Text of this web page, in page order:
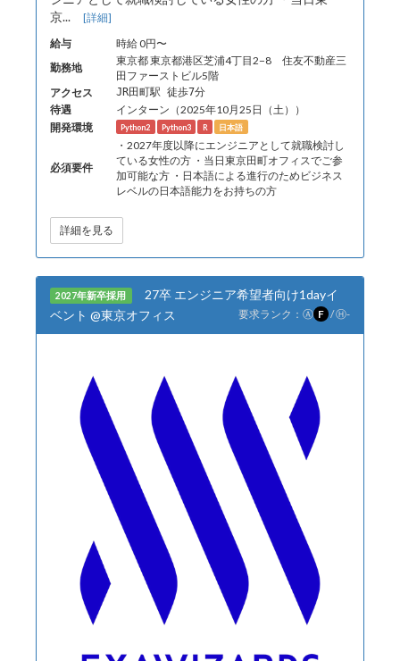
京... [詳細]
給与
時給 0円〜
勤務地
東京都 東京都港区芝浦4丁目2−8 住友不動産三
田ファーストビル5階
アクセス
JR田町駅 徒歩7分
待遇
インターン（2025年10月25日（土））
開発環境
Python2 Python3 R 日本語
必須要件
・2027年度以降にエンジニアとして就職検討し
ている女性の方 ・当日東京田町オフィスでご参
加可能な方 ・日本語による進行のためビジネス
レベルの日本語能力をお持ちの方
詳細を見る
2027年新卒採用
27卒 エンジニア希望者向け1dayイ
ベント @東京オフィス
要求ランク： Ⓐ F /Ⓗ-